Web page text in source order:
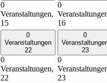
0
Veranstaltungen,
15
0
16
0
Veranstaltungen
22
0
Veranstaltungen,
22
0
23
0
23